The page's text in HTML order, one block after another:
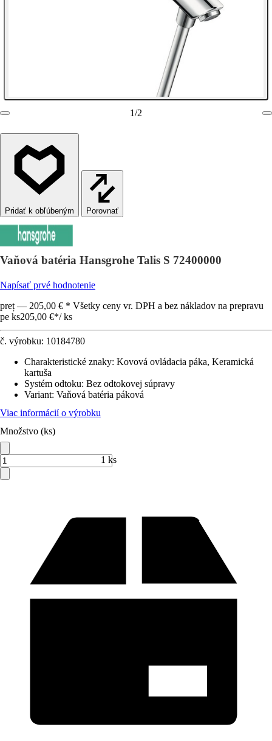
1/2
Porovnať
Vaňová batéria Hansgrohe Talis S 72400000
Napísať prvé hodnotenie
preț — 205,00 € * Všetky ceny vr. DPH a bez nákladov na prepravu
pe ks205,00 €*/ ks
č. výrobku: 10184780
Charakteristické znaky: Kovová ovládacia páka, Keramická
kartuša
Systém odtoku: Bez odtokovej súpravy
Variant: Vaňová batéria páková
Viac informácií o výrobku
Množstvo (ks)
1 ks